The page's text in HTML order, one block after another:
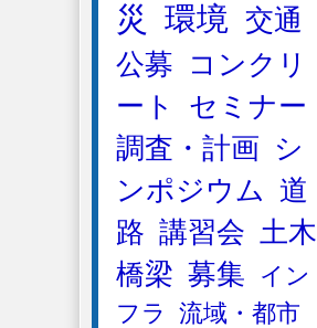
災
環境 交通
公募
コンクリ
ート
セミナー
調査・計画
シ
ンポジウム 道
路 講習会 土木
橋梁 募集
イン
フラ
流域・都市